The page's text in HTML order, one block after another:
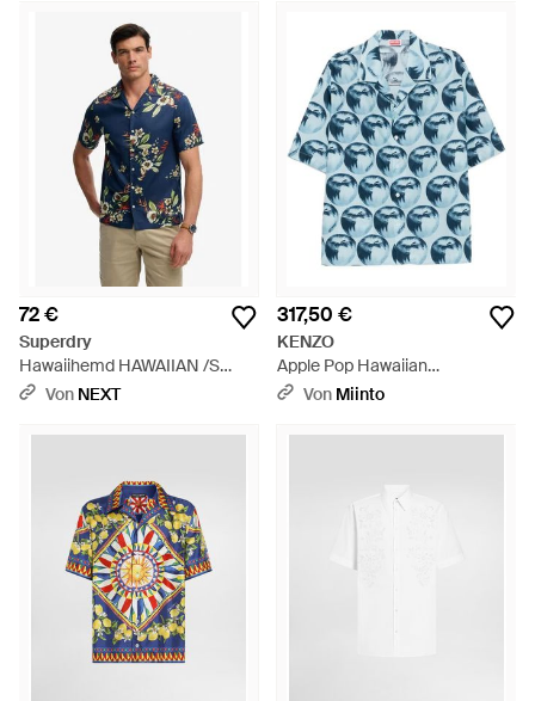
72 €
Superdry
Hawaiihemd HAWAIIAN /S
SHIRT mit sommerlich coolem
Von NEXT
317,50 €
KENZO
Apple Pop Hawaiian
Kurzarmhemd - Blau
Von Miinto